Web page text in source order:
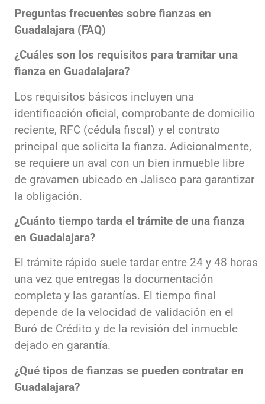
Preguntas frecuentes sobre fianzas en
Guadalajara (FAQ)
¿Cuáles son los requisitos para tramitar una
fianza en Guadalajara?
Los requisitos básicos incluyen una
identificación oficial, comprobante de domicilio
reciente, RFC (cédula fiscal) y el contrato
principal que solicita la fianza. Adicionalmente,
se requiere un aval con un bien inmueble libre
de gravamen ubicado en Jalisco para garantizar
la obligación.
¿Cuánto tiempo tarda el trámite de una fianza
en Guadalajara?
El trámite rápido suele tardar entre 24 y 48 horas
una vez que entregas la documentación
completa y las garantías. El tiempo final
depende de la velocidad de validación en el
Buró de Crédito y de la revisión del inmueble
dejado en garantía.
¿Qué tipos de fianzas se pueden contratar en
Guadalajara?